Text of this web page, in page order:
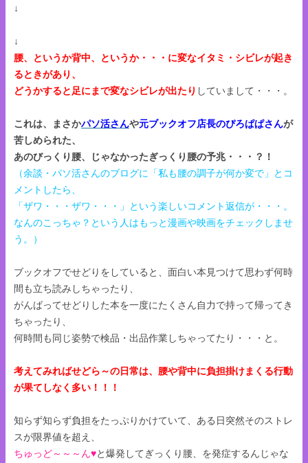
↓
↓
腰、というか背中、というか・・・に変なイタミ・シビレが起き
るときがあり、
どうかすると足にまで変なシビレが出たり していまして・・・。
これは、まさかパソ活さんや元ブックオフ店長のぴろぱぱさんが
苦しめられた、
あのびっくり腰、じゃなかったぎっくり腰の予兆・・・？！
（余談・パソ活さんのブログに「私も腰の調子が何か変で」とコ
メントしたら、
「ザワ・・・ザワ・・・」という楽しいコメント返信が・・・。
なんのこっちゃ？という人はもっと漫画や映画をチェックしませ
う。）
ブックオフでせどりをしていると、面白い本見つけて思わず何時
間も立ち読みしちゃったり、
がんばってせどりした本を一度にたくさん自力で持って帰ってき
ちゃったり、
何時間も同じ姿勢で検品・出品作業しちゃってたり・・・と。
考えてみればせどら～の日常は、腰や背中に負担掛けまくる行動
が果てしなく多い！！！
知らず知らず負担をたっぷりかけていて、ある日突然そのストレ
スが限界値を超え、
ちゅっど～～～ん♥と爆発してぎっくり腰、を発症するんじゃな